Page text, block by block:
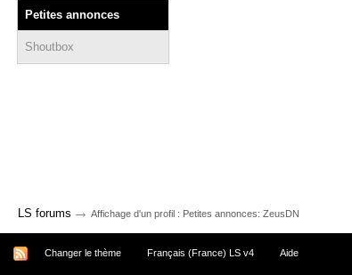
Petites annonces
Shoutbox
LS forums → Affichage d'un profil : Petites annonces: ZeusDN
Changer le thème Français (France) LS v4 Aide